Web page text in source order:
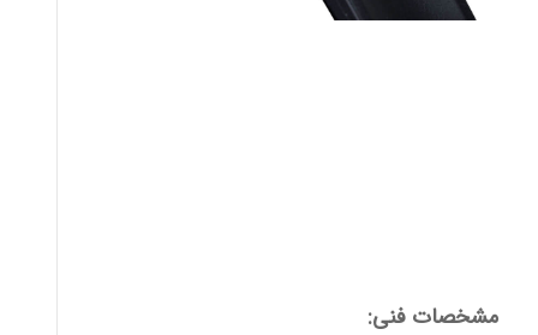
مشخصات فنی: